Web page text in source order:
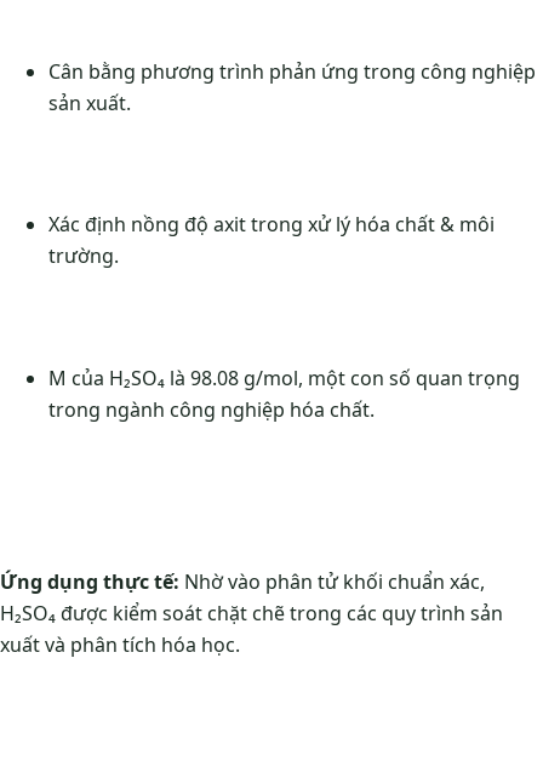
Cân bằng phương trình phản ứng trong công nghiệp
sản xuất.
Xác định nồng độ axit trong xử lý hóa chất & môi
trường.
M của H₂SO₄ là 98.08 g/mol, một con số quan trọng
trong ngành công nghiệp hóa chất.
Ứng dụng thực tế: Nhờ vào phân tử khối chuẩn xác,
H₂SO₄ được kiểm soát chặt chẽ trong các quy trình sản
xuất và phân tích hóa học.